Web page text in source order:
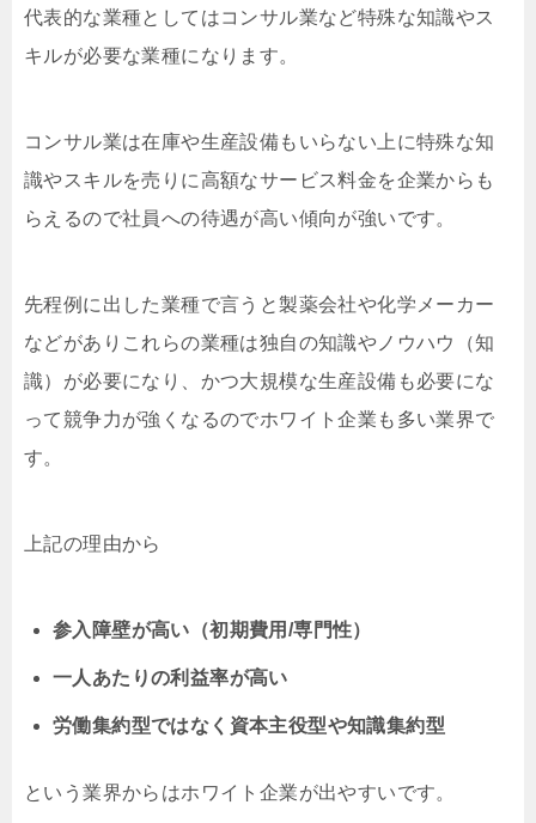
代表的な業種としてはコンサル業など特殊な知識やス
キルが必要な業種になります。
コンサル業は在庫や生産設備もいらない上に特殊な知
識やスキルを売りに高額なサービス料金を企業からも
らえるので社員への待遇が高い傾向が強いです。
先程例に出した業種で言うと製薬会社や化学メーカー
などがありこれらの業種は独自の知識やノウハウ（知
識）が必要になり、かつ大規模な生産設備も必要にな
って競争力が強くなるのでホワイト企業も多い業界で
す。
上記の理由から
参入障壁が高い（初期費用/専門性）
一人あたりの利益率が高い
労働集約型ではなく資本主役型や知識集約型
という業界からはホワイト企業が出やすいです。